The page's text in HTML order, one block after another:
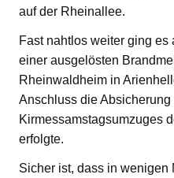
auf der Rheinallee.
Fast nahtlos weiter ging
einer ausgelösten
Rheinwaldheim in
Anschluss die Absicherung
Kirmessamstagsumzuges
erfolgte.
Sicher ist, dass in wenigen